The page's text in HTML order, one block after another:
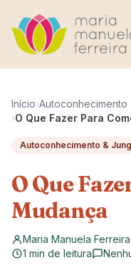
Início›Autoconhecimento
›O Que Fazer Para
Autoconhecimento & Jung
O Que
Mudança
Maria Manuela Ferreira
1 min de leitura